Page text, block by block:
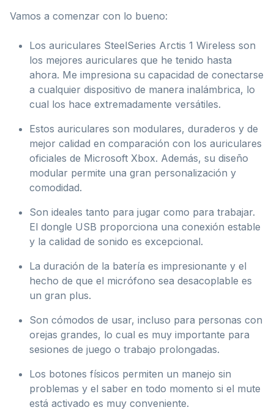
Vamos a comenzar con lo bueno:
Los auriculares SteelSeries Arctis 1 Wireless son
los mejores auriculares que he tenido hasta
ahora. Me impresiona su capacidad de conectarse
a cualquier dispositivo de manera inalámbrica, lo
cual los hace extremadamente versátiles.
Estos auriculares son modulares, duraderos y de
mejor calidad en comparación con los auriculares
oficiales de Microsoft Xbox. Además, su diseño
modular permite una gran personalización y
comodidad.
Son ideales tanto para jugar como para trabajar.
El dongle USB proporciona una conexión estable
y la calidad de sonido es excepcional.
La duración de la batería es impresionante y el
hecho de que el micrófono sea desacoplable es
un gran plus.
Son cómodos de usar, incluso para personas con
orejas grandes, lo cual es muy importante para
sesiones de juego o trabajo prolongadas.
Los botones físicos permiten un manejo sin
problemas y el saber en todo momento si el mute
está activado es muy conveniente.